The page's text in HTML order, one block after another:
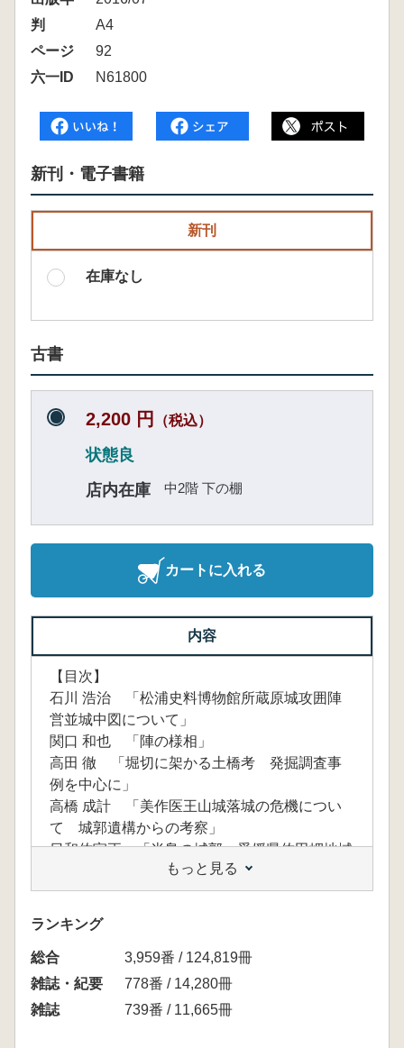
判
A4
ページ
92
六一ID
N61800
新刊・電子書籍
新刊
在庫なし
古書
2,200 円 （税込）
状態良
店内在庫
中2階 下の棚
カートに入れる
内容
【目次】
石川 浩治 「松浦史料博物館所蔵原城攻囲陣
営並城中図について」
関口 和也 「陣の様相」
高田 徹 「堀切に架かる土橋考 発掘調査事
例を中心に」
高橋 成計 「美作医王山城落城の危機につい
て 城郭遺構からの考察」
日和佐宣正 「半島の城郭 愛媛県佐田岬地域
もっと見る
ランキング
総合
3,959番 / 124,819冊
雑誌・紀要
778番 / 14,280冊
雑誌
739番 / 11,665冊